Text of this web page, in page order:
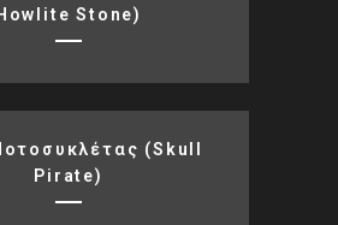
Stone)
(skull
Pirate)